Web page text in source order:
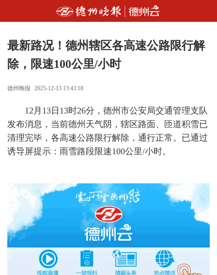
最新路况！德州辖区各高速公路限行解
除，限速100公里/小时
德州晚报 2025-12-13 13:43:18
12月13日13时26分，德州市公安局交通管理支队
发布消息，当前德州天气阴，辖区路面、匝道积雪已
清理完毕，各高速公路限行解除，通行正常。已通过
诱导屏提示：雨雪路段限速100公里/小时。